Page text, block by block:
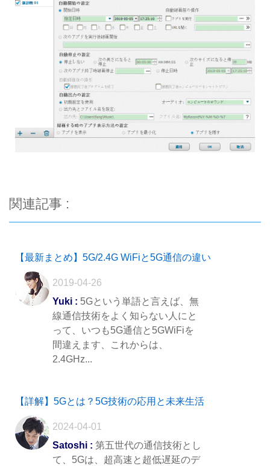
関連記事 :
【最新まとめ】5G/2.4G WiFiと5G通信の違い
2019-04-26
Yuki : 5Gという単語と言えば、無
線通信技術をよく知らない人にと
って、いつも5G通信と5GWiFiを
間違えます、これからは、
2.4GHz...
【詳解】5Gとは？5G技術の応用と未来生活
2024-04-01
Satoshi : 第五世代の通信技術とし
て、5Gは、超高速と超低遅延のデ